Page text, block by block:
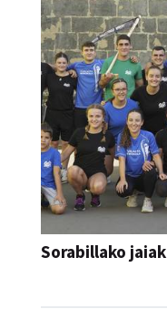
Sorabillako jaiak